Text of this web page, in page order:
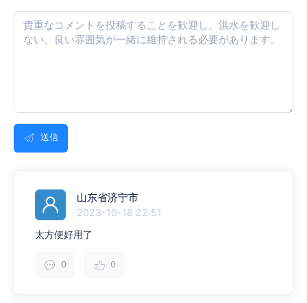
送信
山东省济宁市
2023-10-18 22:51
太方便好用了
0 0